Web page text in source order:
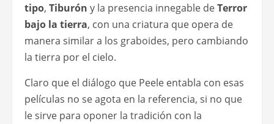
tipo, Tiburón y la presencia innegable deTerror
bajo la tierra, con una criatura que opera de
manera similar a los graboides, pero cambiando
la tierra por el cielo.
Claro que el diálogo que Peele entabla con esas
películas no se agota en la referencia, si no que
le sirve para oponer la tradición con la